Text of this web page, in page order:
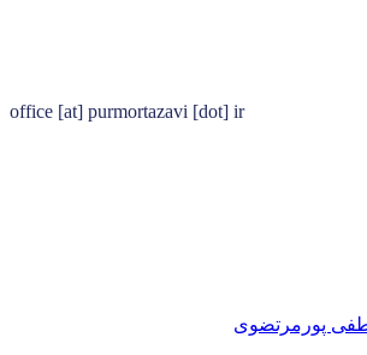
office [at] purmortazavi [dot] ir
پورمرتضوی